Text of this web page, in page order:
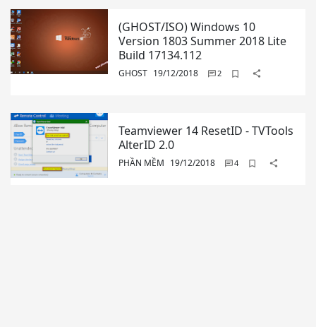
(GHOST/ISO) Windows 10
Version 1803 Summer 2018 Lite
Build 17134.112
GHOST 19/12/2018
Teamviewer 14 ResetID - TVTools
AlterID 2.0
PHẦN MỀM 19/12/2018